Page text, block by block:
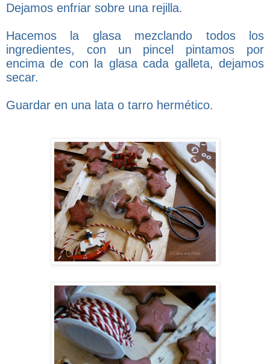
Dejamos enfriar sobre una rejilla.
Hacemos la glasa mezclando todos los
ingredientes, con un pincel pintamos por
encima de con la glasa cada galleta, dejamos
secar.
Guardar en una lata o tarro hermético.